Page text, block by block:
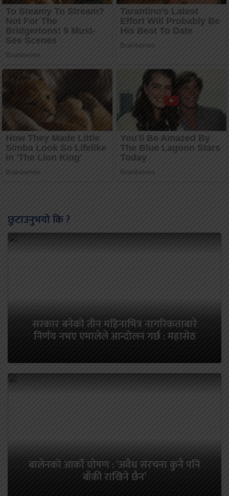
छुटाउनुभयो कि ?
सरकार बनेको तीन महिनाभित्र नागरिकताबारे
निर्णय नभए एमालेले आन्दोलन गर्छ : महासेठ
बालेनको आर्को घोषण : ‘अवैध संरचना कुनै पनि
बाँकी राखिने छैन’